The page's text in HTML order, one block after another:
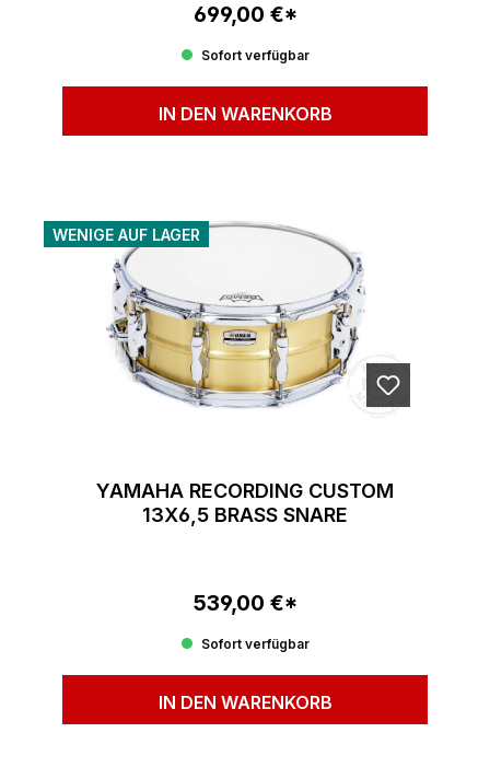
Regulärer Preis:
699,00 €*
Sofort verfügbar
IN DEN WARENKORB
WENIGE AUF LAGER
YAMAHA RECORDING CUSTOM
13X6,5 BRASS SNARE
Regulärer Preis:
539,00 €*
Sofort verfügbar
IN DEN WARENKORB